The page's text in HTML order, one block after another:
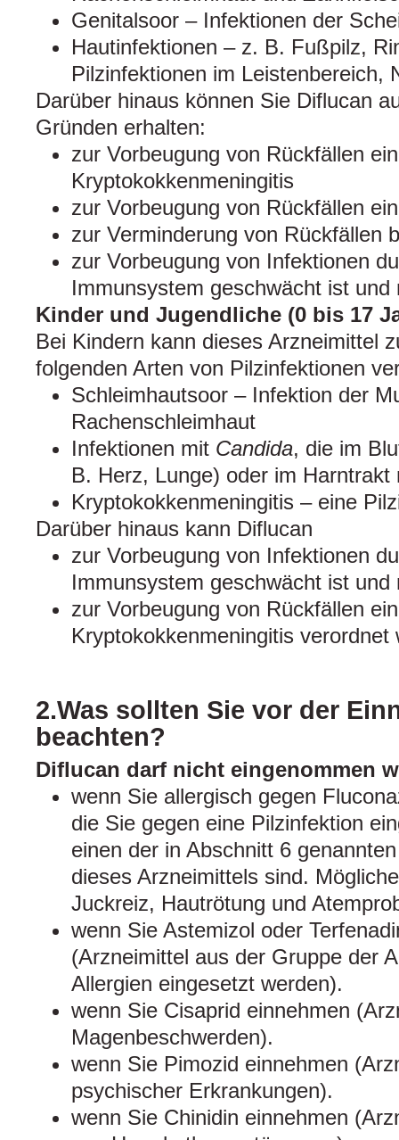
Genitalsoor – Infektionen der
Hautinfektionen – z. B. Fußpilz,
Pilzinfektionen im Leistenbereich,
Darüber hinaus können Sie Diflucan
Gründen erhalten:
zur Vorbeugung von Rückfällen
Kryptokokkenmeningitis
zur Vorbeugung von Rückfällen
zur Verminderung von Rückfällen
zur Vorbeugung von Infektionen
Immunsystem geschwächt ist
Kinder und Jugendliche (0 bis 17
Bei Kindern kann dieses Arzneimittel
folgenden Arten von Pilzinfektionen
Schleimhautsoor – Infektion der
Rachenschleimhaut
Infektionen mit Candida, die im
B. Herz, Lunge) oder im Harntrakt
Kryptokokkenmeningitis – eine
Darüber hinaus kann Diflucan
zur Vorbeugung von Infektionen
Immunsystem geschwächt ist
zur Vorbeugung von Rückfällen
Kryptokokkenmeningitis verordnet
2.Was sollten Sie vor der
beachten?
Diflucan darf nicht eingenommen
wenn Sie allergisch gegen
die Sie gegen eine Pilzinfektion
einen der in Abschnitt 6
dieses Arzneimittels sind.
Juckreiz, Hautrötung und
wenn Sie Astemizol oder
(Arzneimittel aus der Gruppe der
Allergien eingesetzt werden).
wenn Sie Cisaprid einnehmen
Magenbeschwerden).
wenn Sie Pimozid einnehmen
psychischer Erkrankungen).
wenn Sie Chinidin einnehmen